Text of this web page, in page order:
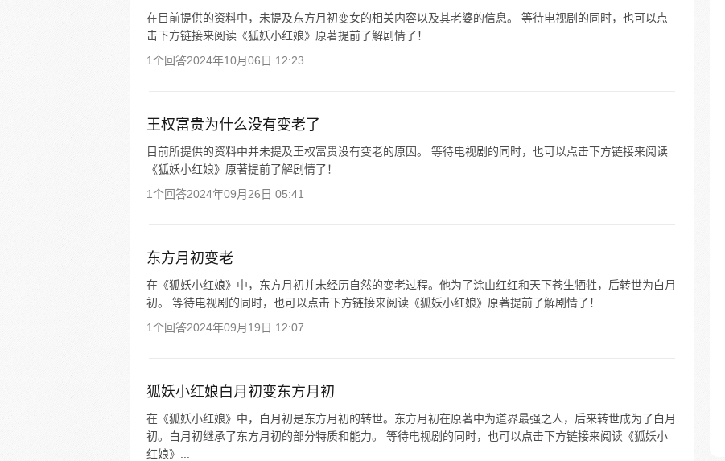
在目前提供的资料中，未提及东方月初变女的相关内容以及其老婆的信息。 等待电视剧的同时，也可以点
击下方链接来阅读《狐妖小红娘》原著提前了解剧情了！
1个回答2024年10月06日 12:23
王权富贵为什么没有变老了
目前所提供的资料中并未提及王权富贵没有变老的原因。 等待电视剧的同时，也可以点击下方链接来阅读
《狐妖小红娘》原著提前了解剧情了！
1个回答2024年09月26日 05:41
东方月初变老
在《狐妖小红娘》中，东方月初并未经历自然的变老过程。他为了涂山红红和天下苍生牺牲，后转世为白月
初。 等待电视剧的同时，也可以点击下方链接来阅读《狐妖小红娘》原著提前了解剧情了！
1个回答2024年09月19日 12:07
狐妖小红娘白月初变东方月初
在《狐妖小红娘》中，白月初是东方月初的转世。东方月初在原著中为道界最强之人，后来转世成为了白月
初。白月初继承了东方月初的部分特质和能力。 等待电视剧的同时，也可以点击下方链接来阅读《狐妖小
红娘》...